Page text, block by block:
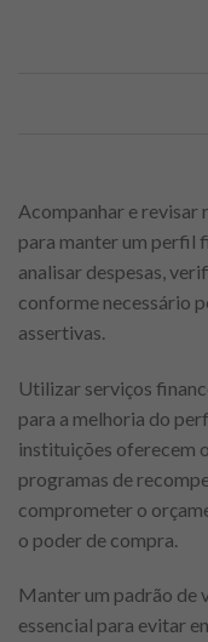
Acompanhar e revisar
para manter um perfil
analisar despesas,
conforme necessário
assertivas.
Utilizar serviços
para a melhoria do
instituições oferecem
programas de
comprometer o
o poder de compra.
Manter um padrão de
essencial para evitar